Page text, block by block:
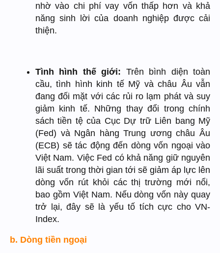
nhờ vào chi phí vay vốn thấp hơn và khả
năng sinh lời của doanh nghiệp được cải
thiện.
Tình hình thế giới: Trên bình diện toàn
cầu, tình hình kinh tế Mỹ và châu Âu vẫn
đang đối mặt với các rủi ro lạm phát và suy
giảm kinh tế. Những thay đổi trong chính
sách tiền tệ của Cục Dự trữ Liên bang Mỹ
(Fed) và Ngân hàng Trung ương châu Âu
(ECB) sẽ tác động đến dòng vốn ngoại vào
Việt Nam. Việc Fed có khả năng giữ nguyên
lãi suất trong thời gian tới sẽ giảm áp lực lên
dòng vốn rút khỏi các thị trường mới nổi,
bao gồm Việt Nam. Nếu dòng vốn này quay
trở lại, đây sẽ là yếu tố tích cực cho VN-
Index.
b. Dòng tiền ngoại